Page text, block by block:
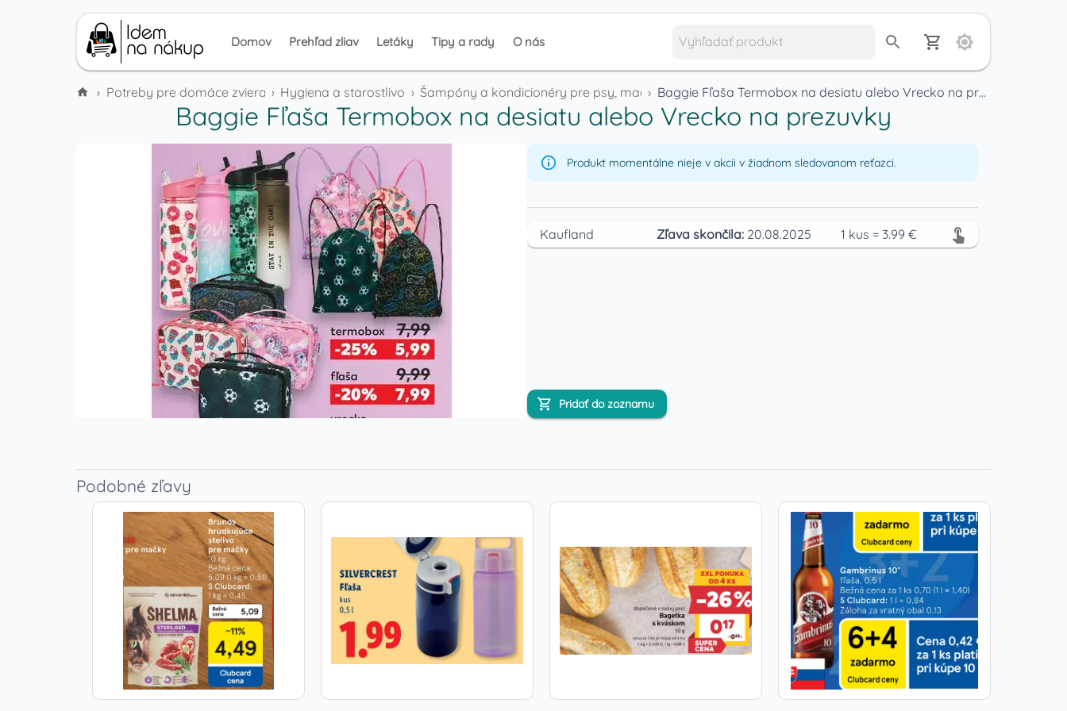
Domov Prehľad zliav Letáky Tipy a rady O nás
› Potreby pre domáce zvieratá› Hygiena a starostlivosť› Šampóny a kondicionéry pre psy, mačky
› Baggie Fľaša Termobox na desiatu alebo Vrecko na prezuvky
Baggie Fľaša Termobox na desiatu alebo Vrecko na prezuvky
Produkt momentálne nieje v akcii v žiadnom sledovanom reťazci.
Kaufland Zľava skončila: 20.08.2025 1 kus = 3.99 €
Pridať do zoznamu
Podobné zľavy